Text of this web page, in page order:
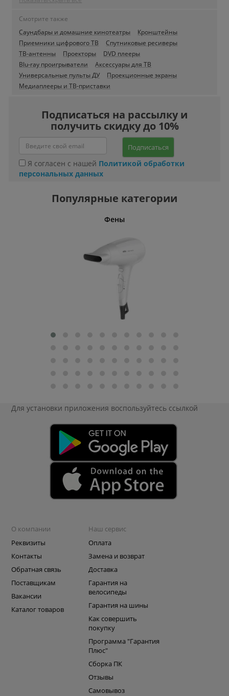
Смотрите также
Саундбары и домашние кинотеатры
Кронштейны
Приемники цифрового ТВ
Спутниковые ресиверы
ТВ-антенны
Проекторы
DVD плееры
Blu-ray проигрыватели
Аксессуары для ТВ
Универсальные пульты ДУ
Проекционные экраны
Медиаплееры и ТВ-приставки
Подписаться на рассылку и
получить скидку до 10%
Подписаться
Я согласен с нашей Политикой обработки
персональных данных
Популярные категории
Фены
Для установки приложения воспользуйтесь ссылкой
О компании
Реквизиты
Контакты
Обратная связь
Поставщикам
Вакансии
Каталог товаров
Наш сервис
Оплата
Замена и возврат
Доставка
Гарантия на
велосипеды
Гарантия на шины
Как совершить
покупку
Программа "Гарантия
Плюс"
Сборка ПК
Отзывы
Самовывоз